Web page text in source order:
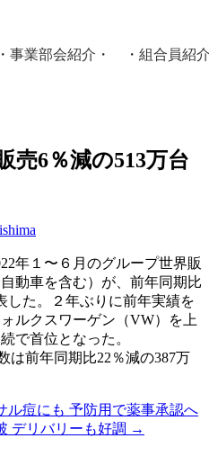
事業部会紹介 ・ ・ 組合員紹
水産省・厚生労働省 認可
売6％減の513万台
年１〜６月のグループ世界販
動車を含む）が、前年同期比
した。２年ぶりに前年実績を
ルクスワーゲン（VW）を上
で首位となった。
は前年同期比22％減の387万
ル痘にも 予防用で薬事承認へ
デリバリーも好調 →